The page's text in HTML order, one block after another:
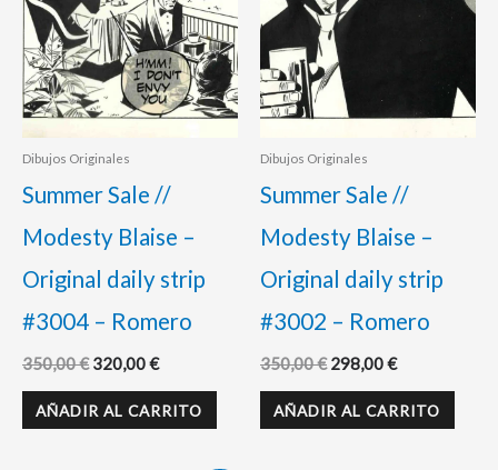
Dibujos Originales
Summer Sale //
Modesty Blaise –
Original daily strip
#3004 – Romero
350,00€ 320,00€
AÑADIR AL CARRITO
Dibujos Originales
Summer Sale //
Modesty Blaise –
Original daily strip
#3002 – Romero
350,00€ 298,00€
AÑADIR AL CARRITO